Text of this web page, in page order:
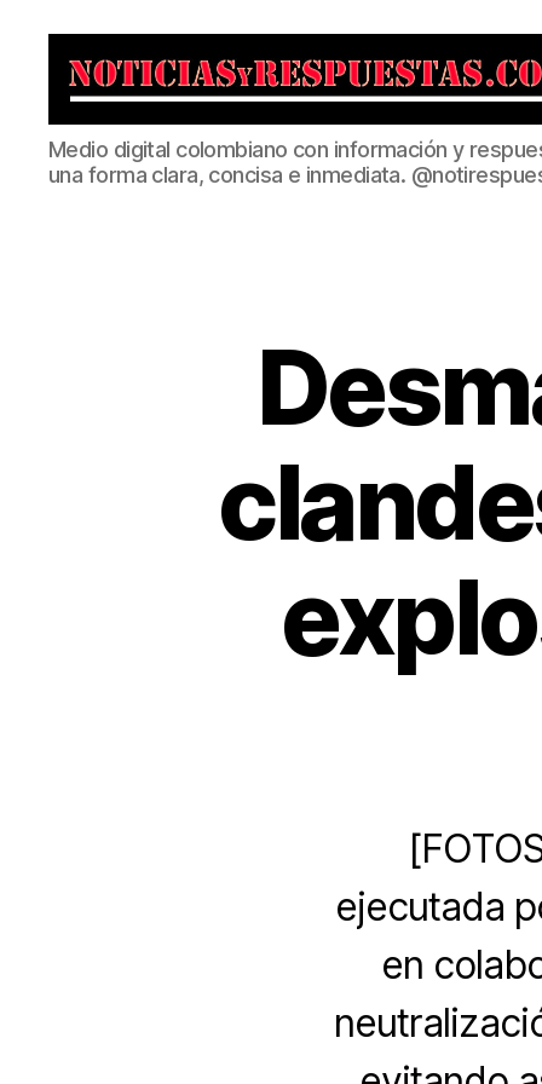
Noticias
y
Respuestas
Medio digital colombiano con información y
una forma clara, concisa e inmediata.
ejecutada
en